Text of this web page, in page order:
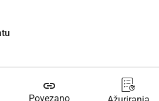
link
Povezano